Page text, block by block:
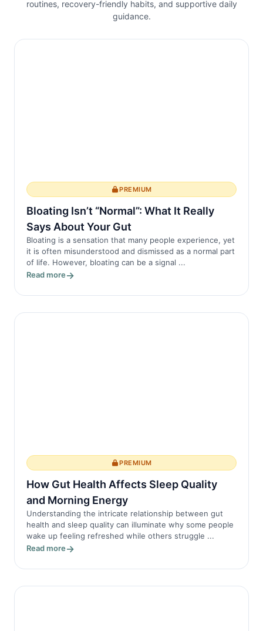
marcante da espondilite anquilosante. A
inflamação não só contribui para a dor e
rigidez, mas também perturba o sono.
routines, recovery-friendly habits, and supportive daily
guidance.
PREMIUM
Bloating Isn’t “Normal”: What It Really
Says About Your Gut
Bloating is a sensation that many people experience, yet
it is often misunderstood and dismissed as a normal part
of life. However, bloating can be a signal ...
Read more
PREMIUM
How Gut Health Affects Sleep Quality
and Morning Energy
Understanding the intricate relationship between gut
health and sleep quality can illuminate why some people
wake up feeling refreshed while others struggle ...
Read more